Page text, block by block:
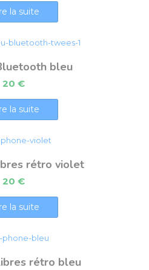
la suite
bleu
20 €
la suite
rétro violet
20 €
la suite
rétro bleu